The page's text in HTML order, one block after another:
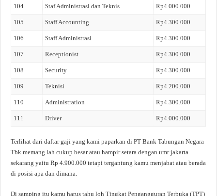
104 Staf Administrasi dan Teknis Rp4.000.000
105 Staff Accounting Rp4.300.000
106 Staff Administrasi Rp4.300.000
107 Receptionist Rp4.300.000
108 Security Rp4.300.000
109 Teknisi Rp4.200.000
110 Administration Rp4.300.000
111 Driver Rp4.000.000
Terlihat dari daftar gaji yang kami paparkan di PT Bank Tabungan Negara
Tbk memang lah cukup besar atau hampir setara dengan umr jakarta
sekarang yaitu Rp 4.900.000 tetapi tergantung kamu menjabat atau berada
di posisi apa dan dimana.
Di samping itu kamu harus tahu loh Tingkat Pengangguran Terbuka (TPT)